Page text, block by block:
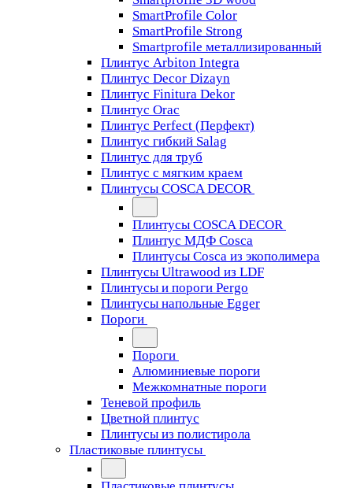
SmartProfile Color
SmartProfile Strong
Smartprofile металлизированный
Плинтус Arbiton Integra
Плинтус Decor Dizayn
Плинтус Finitura Dekor
Плинтус Orac
Плинтус Perfect (Перфект)
Плинтус гибкий Salag
Плинтус для труб
Плинтус с мягким краем
Плинтусы COSCA DECOR
Плинтусы COSCA DECOR
Плинтус МДФ Cosca
Плинтусы Cosca из экополимера
Плинтусы Ultrawood из LDF
Плинтусы и пороги Pergo
Плинтусы напольные Egger
Пороги
Пороги
Алюминиевые пороги
Межкомнатные пороги
Теневой профиль
Цветной плинтус
Плинтусы из полистирола
Пластиковые плинтусы